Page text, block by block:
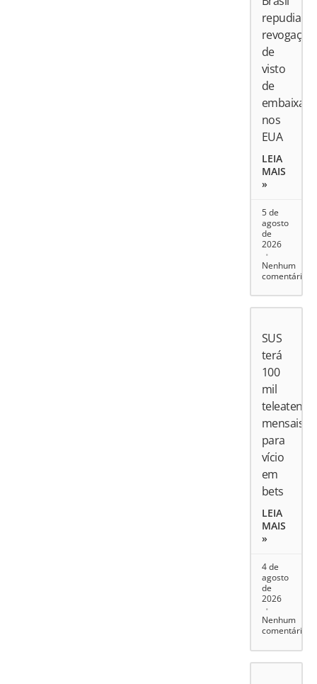
repudia
revogação
de
visto
de
nos
EUA
LEIA
MAIS
»
5 de
agosto
de
2026
Nenhum
comentário
SUS
terá
100
mil
mensais
para
vício
em
bets
LEIA
MAIS
»
4 de
agosto
de
2026
Nenhum
comentário